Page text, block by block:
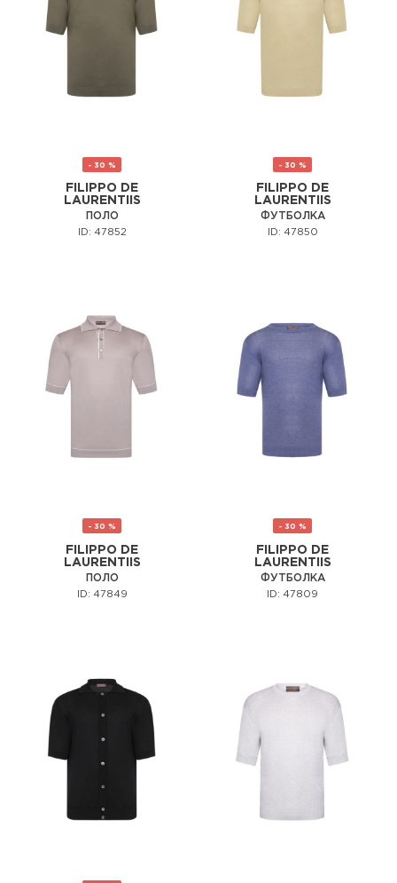
- 30 %
FILIPPO DE
LAURENTIIS
ПОЛО
ID: 47852
- 30 %
FILIPPO DE
LAURENTIIS
ФУТБОЛКА
ID: 47850
- 30 %
FILIPPO DE
LAURENTIIS
ПОЛО
ID: 47849
- 30 %
FILIPPO DE
LAURENTIIS
ФУТБОЛКА
ID: 47809